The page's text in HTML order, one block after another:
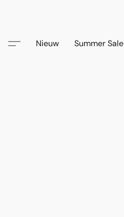
Nieuw Summer Sale